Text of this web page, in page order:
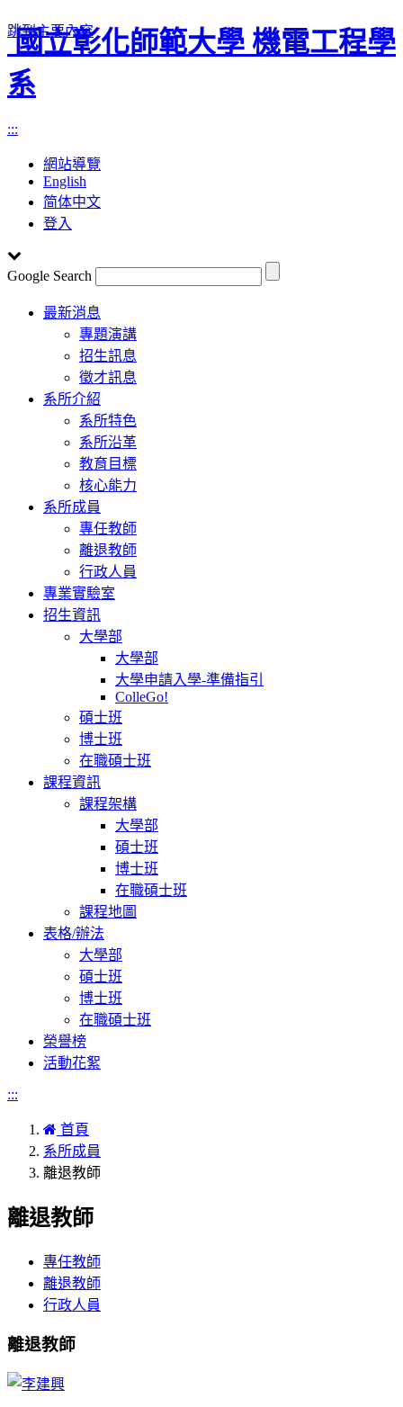
跳到主要內容
國立彰化師範大學 機電工程學
系
:::
網站導覽
English
简体中文
登入
Google Search
Toggle
navigation
最新消息
專題演講
招生訊息
徵才訊息
系所介紹
系所特色
系所沿革
教育目標
核心能力
系所成員
專任教師
離退教師
行政人員
專業實驗室
招生資訊
大學部
大學部
大學申請入學-準備指引
ColleGo!
碩士班
博士班
在職碩士班
課程資訊
課程架構
大學部
碩士班
博士班
在職碩士班
課程地圖
表格/辦法
大學部
碩士班
博士班
在職碩士班
榮譽榜
活動花絮
:::
首頁
系所成員
離退教師
離退教師
專任教師
離退教師
行政人員
離退教師